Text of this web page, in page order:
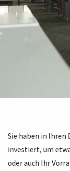
Sie haben in Ihren
investiert, um
oder auch Ihr